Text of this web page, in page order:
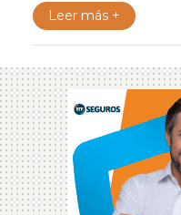
Leer más +